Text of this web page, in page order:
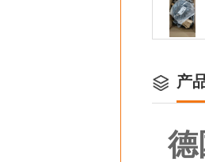
产
德